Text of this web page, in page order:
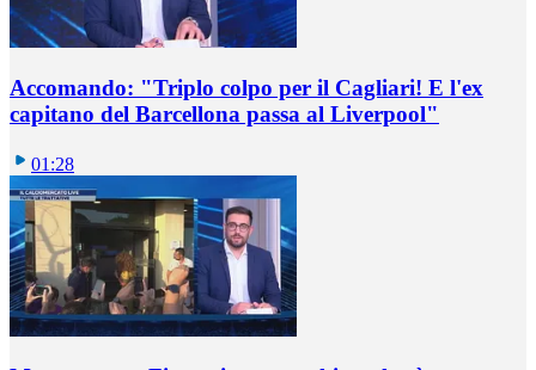
Accomando: "Triplo colpo per il Cagliari! E l'ex
capitano del Barcellona passa al Liverpool"
01:28